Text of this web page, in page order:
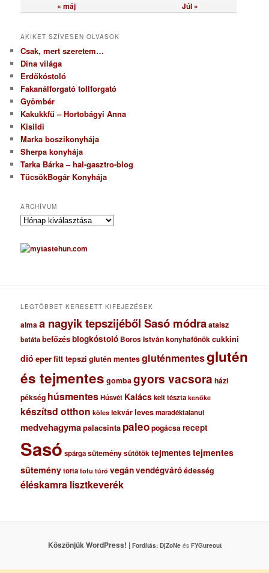
« máj Júl »
AKIKET SZÍVESEN OLVASOK
Csak, mert szeretem…
Dina világa
Erdőkóstoló
Fakanálforgató tollforgató
Gyömbér
Kakukkfű – Hortobágyi Anna
Kisildi
Marka boszikonyhája
Sherpa konyhája
Tarka Bárka – hal-gasztro-blog
TücsökBogár Konyhája
ARCHÍVUM
A
c
h
u
LEGTÖBBET KERESETT KIFEJEZÉSEK
almaa nagyik tepszijéből Sasó módraataisz
batáta befőzésblogkóstoló Boros István konyhafőnökcukkini
dió eperfitt tepszi glutén mentesgluténmentesglutén
és tejmentes gombagyors vacsora házi
pékség húsmentesHúsvét Kalácskelt tészta kenőke
készítsd otthon köles lekvárlevesmaradéktalanul
medvehagymapalacsinta paleopogácsarecept
Sasó spárgasüteménysütőtöktejmentestejmentes
süteménytorta totu túró vegánvendégváróédesség
éléskamra lisztkeverék
Köszönjük WordPress! | Fordítás: DjZoNeés FYGureout